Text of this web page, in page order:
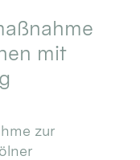
mit
zur